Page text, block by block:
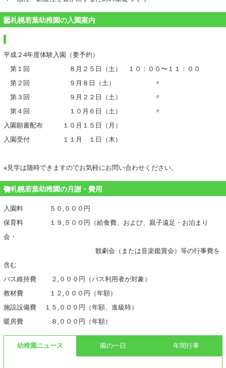
札幌若葉幼稚園の入園案内
平成２4年度体験入園（要予約）
第１回 ８月２５日（土） １０：００〜１１：００
第２回 ９月８日（土） 〃
第３回 ９月２２日（土） 〃
第４回 １０月６日（土） 〃
入園願書配布 １０月１５日（月）
入園受付 １１月 １日（木）
※見学は随時できますのでお気軽にお問い合わせください。
札幌若葉幼稚園の月謝・費用
入園料 ５０,０００円
保育料 １９,５００円（給食費、および、親子遠足・お泊まり
会・
観劇会（または音楽鑑賞会）等の行事費を
含む
バス維持費 ２,０００円（バス利用者が対象）
教材費 １２,０００円（年額）
施設設備費 １５,０００円（年額、進級時）
暖房費 ８,０００円（年額）
幼稚園ニュース 園の一日 年間行事